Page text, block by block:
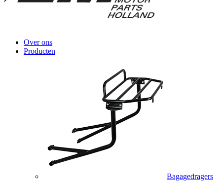
Over ons
Producten
Bagagedragers